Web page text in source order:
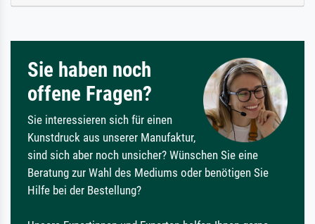
Sie haben noch
offene Fragen?
Sie interessieren sich für einen
Kunstdruck aus unserer Manufaktur,
sind sich aber noch unsicher? Wünschen Sie eine
Beratung zur Wahl des Mediums oder benötigen Sie
Hilfe bei der Bestellung?